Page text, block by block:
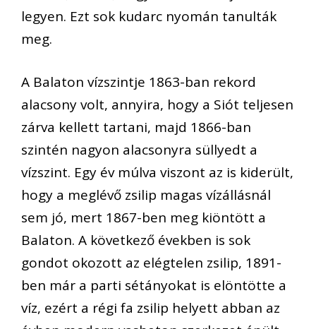
legyen. Ezt sok kudarc nyomán tanulták
meg.
A Balaton vízszintje 1863-ban rekord
alacsony volt, annyira, hogy a Siót teljesen
zárva kellett tartani, majd 1866-ban
szintén nagyon alacsonyra süllyedt a
vízszint. Egy év múlva viszont az is kiderült,
hogy a meglévő zsilip magas vízállásnál
sem jó, mert 1867-ben meg kiöntött a
Balaton. A következő években is sok
gondot okozott az elégtelen zsilip, 1891-
ben már a parti sétányokat is elöntötte a
víz, ezért a régi fa zsilip helyett abban az